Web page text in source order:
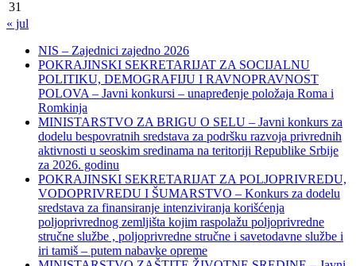
31
« jul
NIS – Zajednici zajedno 2026
POKRAJINSKI SEKRETARIJAT ZA SOCIJALNU
POLITIKU, DEMOGRAFIJU I RAVNOPRAVNOST
POLOVA – Javni konkursi – unapređenje položaja Roma i
Romkinja
MINISTARSTVO ZA BRIGU O SELU – Javni konkurs za
dodelu bespovratnih sredstava za podršku razvoja privrednih
aktivnosti u seoskim sredinama na teritoriji Republike Srbije
za 2026. godinu
POKRAJINSKI SEKRETARIJAT ZA POLJOPRIVREDU,
VODOPRIVREDU I ŠUMARSTVO – Konkurs za dodelu
sredstava za finansiranje intenziviranja korišćenja
poljoprivrednog zemljišta kojim raspolažu poljoprivredne
stručne službe , poljoprivredne stručne i savetodavne službe i
iri tamiš ‒ putem nabavke opreme